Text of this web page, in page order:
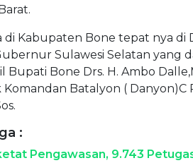
di Kabupaten Bone tepat nya di
Sulawesi Selatan yang
Bupati Bone Drs. H. Ambo
Batalyon (
:
Pengawasan, 9.743